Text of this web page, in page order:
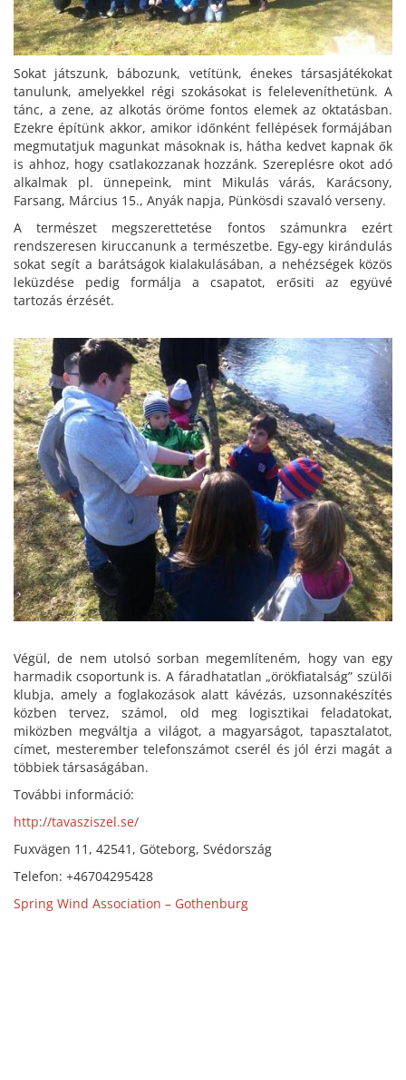
Sokat játszunk, bábozunk, vetítünk, énekes társasjátékokat
tanulunk, amelyekkel régi szokásokat is feleleveníthetünk. A
tánc, a zene, az alkotás öröme fontos elemek az oktatásban.
Ezekre építünk akkor, amikor időnként fellépések formájában
megmutatjuk magunkat másoknak is, hátha kedvet kapnak ők
is ahhoz, hogy csatlakozzanak hozzánk. Szereplésre okot adó
alkalmak pl. ünnepeink, mint Mikulás várás, Karácsony,
Farsang, Március 15., Anyák napja, Pünkösdi szavaló verseny.
A természet megszerettetése fontos számunkra ezért
rendszeresen kiruccanunk a természetbe. Egy-egy kirándulás
sokat segít a barátságok kialakulásában, a nehézségek közös
leküzdése pedig formálja a csapatot, erősiti az együvé
tartozás érzését.
Végül, de nem utolsó sorban megemlíteném, hogy van egy
harmadik csoportunk is. A fáradhatatlan „örökfiatalság” szülői
klubja, amely a foglakozások alatt kávézás, uzsonnakészítés
közben tervez, számol, old meg logisztikai feladatokat,
miközben megváltja a világot, a magyarságot, tapasztalatot,
címet, mesterember telefonszámot cserél és jól érzi magát a
többiek társaságában.
További információ:
http://tavasziszel.se/
Fuxvägen 11, 42541, Göteborg, Svédország
Telefon: +46704295428
Spring Wind Association – Gothenburg